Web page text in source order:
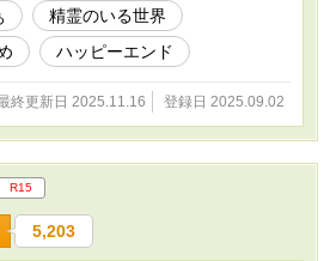
精霊のいる世界
ハッピーエンド
終更新日 2025.11.16 登録日 2025.09.02
R15
5,203